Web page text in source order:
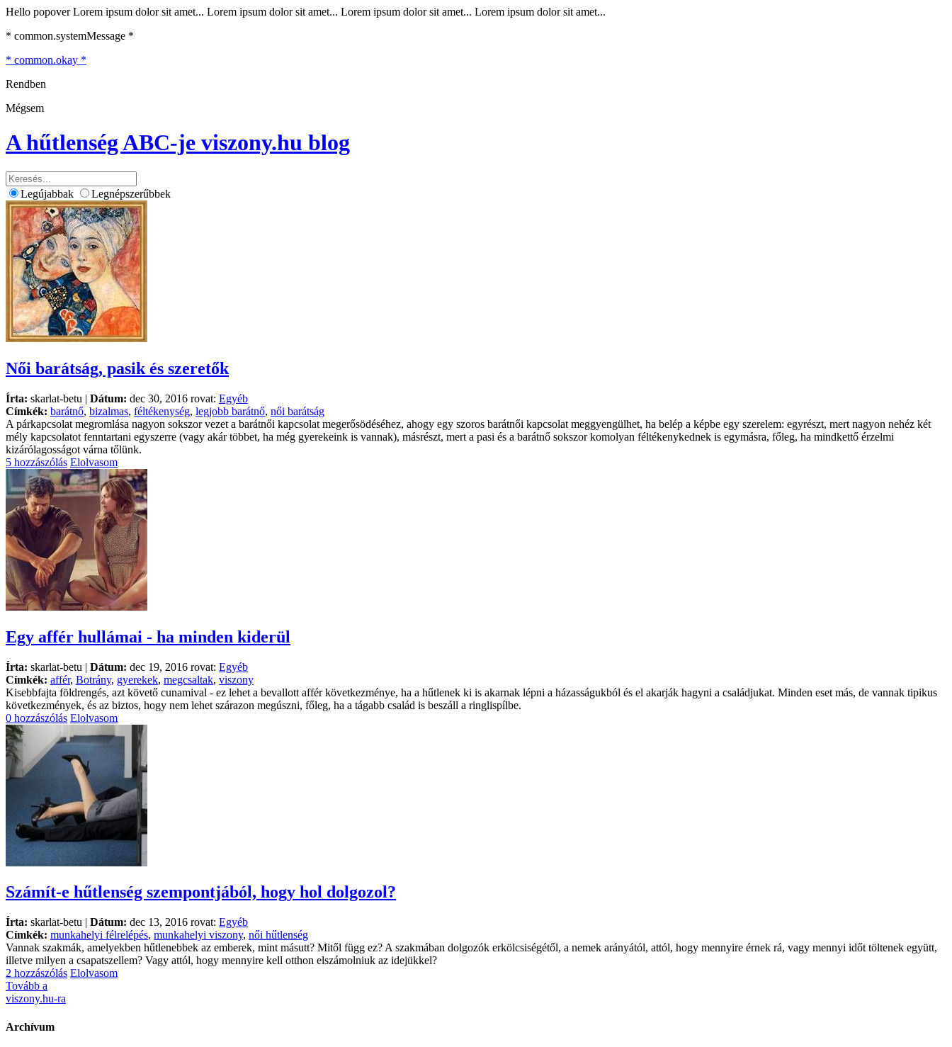
Hello popover Lorem ipsum dolor sit amet... Lorem ipsum dolor sit amet... Lorem ipsum dolor sit amet... Lorem ipsum dolor sit amet...
* common.systemMessage *
* common.okay *
Rendben
Mégsem
A hűtlenség ABC-je viszony.hu blog
Legújabbak Legnépszerűbbek
Női barátság, pasik és szeretők
Írta: skarlat-betu | Dátum: dec 30, 2016 rovat: Egyéb
Címkék: barátnő, bizalmas, féltékenység, legjobb barátnő, női barátság
A párkapcsolat megromlása nagyon sokszor vezet a barátnői kapcsolat megerősödéséhez, ahogy egy szoros barátnői kapcsolat meggyengülhet, ha belép a képbe egy szerelem: egyrészt, mert nagyon nehéz két
mély kapcsolatot fenntartani egyszerre (vagy akár többet, ha még gyerekeink is vannak), másrészt, mert a pasi és a barátnő sokszor komolyan féltékenykednek is egymásra, főleg, ha mindkettő érzelmi
kizárólagosságot várna tőlünk.
5 hozzászólás Elolvasom
Egy affér hullámai - ha minden kiderül
Írta: skarlat-betu | Dátum: dec 19, 2016 rovat: Egyéb
Címkék: affér, Botrány, gyerekek, megcsaltak, viszony
Kisebbfajta földrengés, azt követő cunamival - ez lehet a bevallott affér következménye, ha a hűtlenek ki is akarnak lépni a házasságukból és el akarják hagyni a családjukat. Minden eset más, de vannak tipikus
következmények, és az biztos, hogy nem lehet szárazon megúszni, főleg, ha a tágabb család is beszáll a ringlispílbe.
0 hozzászólás Elolvasom
Számít-e hűtlenség szempontjából, hogy hol dolgozol?
Írta: skarlat-betu | Dátum: dec 13, 2016 rovat: Egyéb
Címkék: munkahelyi félrelépés, munkahelyi viszony, női hűtlenség
Vannak szakmák, amelyekben hűtlenebbek az emberek, mint másutt? Mitől függ ez? A szakmában dolgozók erkölcsiségétől, a nemek arányától, attól, hogy mennyire érnek rá, vagy mennyi időt töltenek együtt,
illetve milyen a csapatszellem? Vagy attól, hogy mennyire kell otthon elszámolniuk az idejükkel?
2 hozzászólás Elolvasom
Tovább a
viszony.hu-ra
Archívum